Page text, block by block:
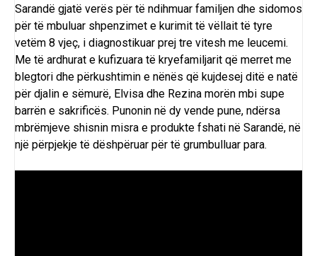
Sarandë gjatë verës për të ndihmuar familjen dhe sidomos
për të mbuluar shpenzimet e kurimit të vëllait të tyre
vetëm 8 vjeç, i diagnostikuar prej tre vitesh me leucemi.
Me të ardhurat e kufizuara të kryefamiljarit që merret me
blegtori dhe përkushtimin e nënës që kujdesej ditë e natë
për djalin e sëmurë, Elvisa dhe Rezina morën mbi supe
barrën e sakrificës. Punonin në dy vende pune, ndërsa
mbrëmjeve shisnin misra e produkte fshati në Sarandë, në
një përpjekje të dëshpëruar për të grumbulluar para.